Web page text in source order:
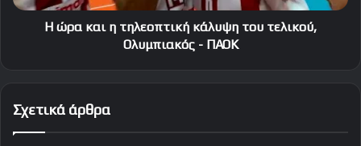
Ολυμπιακός
Η ώρα και η τηλεοπτική κάλυψη του τελικού,
Ολυμπιακός - ΠΑΟΚ
Σχετικά άρθρα